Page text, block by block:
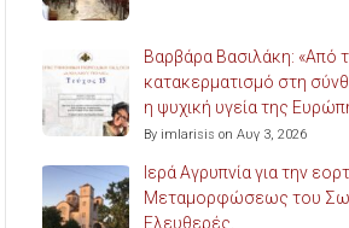
Βαρβάρα Βασιλάκη: «Από
κατακερματισμό στη
η ψυχική υγεία της
By imlarisis on Αυγ 3, 2026
Ιερά Αγρυπνία για την
Μεταμορφώσεως του
Ελευθερές.